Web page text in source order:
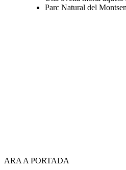
Parc Natural del
ARA A PORTADA